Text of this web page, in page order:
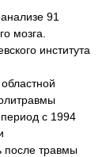
91
мозга.
института
с 1994
после травмы